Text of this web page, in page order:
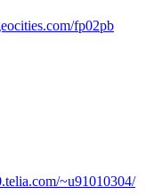
fp02pb
~u91010304/